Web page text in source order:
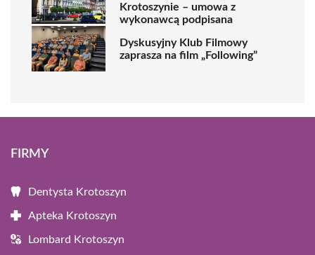
Krotoszynie – umowa z
wykonawcą podpisana
Dyskusyjny Klub Filmowy
zaprasza na film „Following”
FIRMY
Dentysta Krotoszyn
Apteka Krotoszyn
Lombard Krotoszyn